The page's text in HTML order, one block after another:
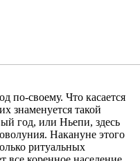
по-своему. Что касается
знаменуется такой
год, или Ньепи, здесь
Накануне этого
ритуальных